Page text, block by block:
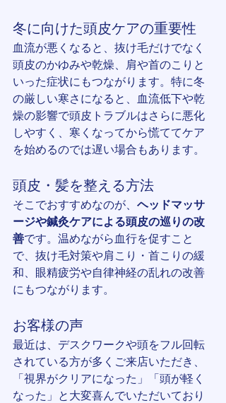
冬に向けた頭皮ケアの重要性
血流が悪くなると、抜け毛だけでなく
頭皮のかゆみや乾燥、肩や首のこりと
いった症状にもつながります。特に冬
の厳しい寒さになると、血流低下や乾
燥の影響で頭皮トラブルはさらに悪化
しやすく、寒くなってから慌ててケア
を始めるのでは遅い場合もあります。
頭皮・髪を整える方法
そこでおすすめなのが、 ヘッドマッサ
ージや鍼灸ケアによる頭皮の巡りの改
善です。温めながら血行を促すこと
で、抜け毛対策や肩こり・首こりの緩
和、眼精疲労や自律神経の乱れの改善
にもつながります。
お客様の声
最近は、デスクワークや頭をフル回転
されている方が多くご来店いただき、
「視界がクリアになった」「頭が軽く
なった」と大変喜んでいただいており